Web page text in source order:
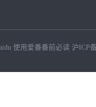
使用爱番番前必读 沪ICP